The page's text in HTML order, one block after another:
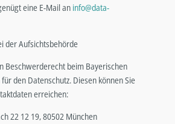
eine E-Mail an info@data-
der Aufsichtsbehörde
Beschwerderecht beim Bayerischen
den Datenschutz. Diesen können Sie
erreichen:
22 12 19, 80502 München